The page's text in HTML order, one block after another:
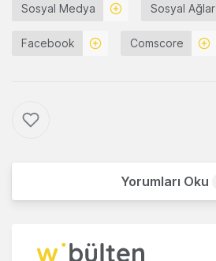
Sosyal Medya Sosyal Ağlar
Facebook Comscore
Yorumları Oku